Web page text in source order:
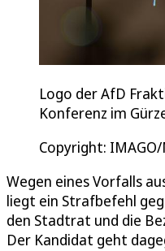
Logo der AfD
Konferenz im
Copyright:
Wegen eines Vorfalls
liegt ein Strafbefehl
den Stadtrat und die
Der Kandidat geht